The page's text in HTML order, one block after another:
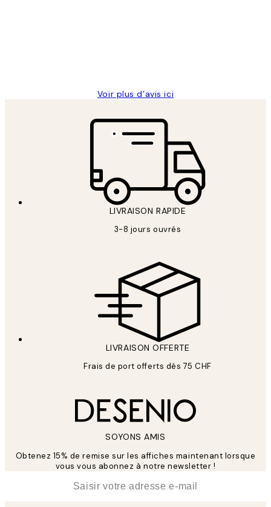
Voir plus d’avis ici
LIVRAISON RAPIDE
3-8 jours ouvrés
LIVRAISON OFFERTE
Frais de port offerts dès 75 CHF
SOYONS AMIS
Obtenez 15% de remise sur les affiches maintenant lorsque
vous vous abonnez à notre newsletter !